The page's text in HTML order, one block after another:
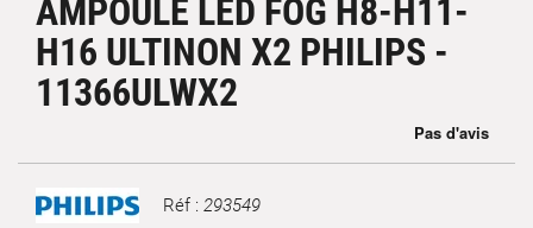
AMPOULE LED FOG H8-H11-
H16 ULTINON X2 PHILIPS -
11366ULWX2
Marque Réf : 293549